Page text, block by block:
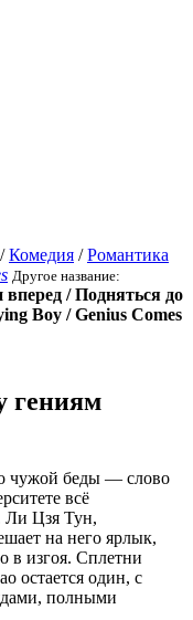
/Комедия /Романтика
Другое название:
/ Подняться до
Boy / Genius Comes
гениям
чужой беды — слово
всё
Ли Цзя Тун,
на него ярлык,
в изгоя. Сплетни
остается один, с
полными